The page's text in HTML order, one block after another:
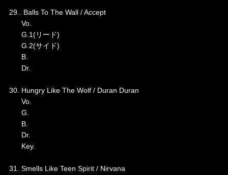
29.. Balls To The Wall / Accept
Vo.
G.1(リード)
G.2(サイド)
B.
Dr.
30. Hungry Like The Wolf / Duran Duran
Vo.
G.
B.
Dr.
Key.
31. Smells Like Teen Spirit / Nirvana